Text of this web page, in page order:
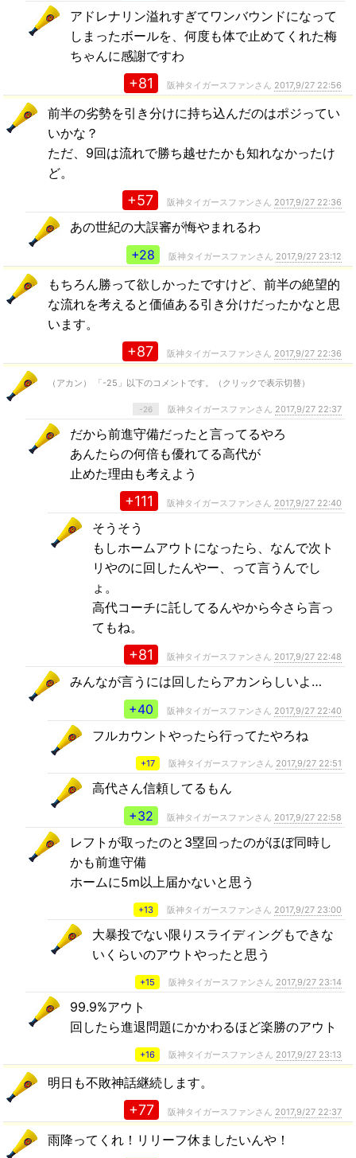
アドレナリン溢れすぎてワンバウンドになって
しまったボールを、何度も体で止めてくれた梅
ちゃんに感謝ですわ
+81 阪神タイガースファンさん 2017,9/27 22:56
前半の劣勢を引き分けに持ち込んだのはポジってい
いかな？
ただ、9回は流れで勝ち越せたかも知れなかったけ
ど。
+57 阪神タイガースファンさん 2017,9/27 22:36
あの世紀の大誤審が悔やまれるわ
+28
阪神タイガースファンさん 2017,9/27 23:12
もちろん勝って欲しかったですけど、前半の絶望的
な流れを考えると価値ある引き分けだったかなと思
います。
+87 阪神タイガースファンさん 2017,9/27 22:36
（アカン） 「-25」以下のコメントです。（クリックで表示切替）
-26 阪神タイガースファンさん 2017,9/27 22:37
だから前進守備だったと言ってるやろ
あんたらの何倍も優れてる高代が
止めた理由も考えよう
+111 阪神タイガースファンさん 2017,9/27 22:40
そうそう
もしホームアウトになったら、なんで次ト
リやのに回したんやー、って言うんでし
ょ。
高代コーチに託してるんやから今さら言っ
てもね。
+81 阪神タイガースファンさん 2017,9/27 22:48
みんなが言うには回したらアカンらしいよ…
+40
阪神タイガースファンさん 2017,9/27 22:40
フルカウントやったら行ってたやろね
+17 阪神タイガースファンさん 2017,9/27 22:51
高代さん信頼してるもん
+32
阪神タイガースファンさん 2017,9/27 22:58
レフトが取ったのと3塁回ったのがほぼ同時し
かも前進守備
ホームに5m以上届かないと思う
+13 阪神タイガースファンさん 2017,9/27 23:00
大暴投でない限りスライディングもできな
いくらいのアウトやったと思う
+15 阪神タイガースファンさん 2017,9/27 23:14
99.9%アウト
回したら進退問題にかかわるほど楽勝のアウト
+16 阪神タイガースファンさん 2017,9/27 23:13
明日も不敗神話継続します。
+77 阪神タイガースファンさん 2017,9/27 22:37
雨降ってくれ！リリーフ休ましたいんや！